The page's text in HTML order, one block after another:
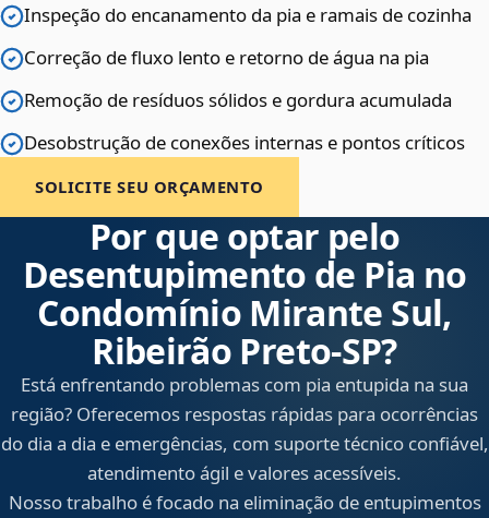
Inspeção do encanamento da pia e ramais de cozinha
Correção de fluxo lento e retorno de água na pia
Remoção de resíduos sólidos e gordura acumulada
Desobstrução de conexões internas e pontos críticos
SOLICITE SEU ORÇAMENTO
Por que optar pelo
Desentupimento de Pia no
Condomínio Mirante Sul,
Ribeirão Preto‑SP?
Está enfrentando problemas com pia entupida na sua
região? Oferecemos respostas rápidas para ocorrências
do dia a dia e emergências, com suporte técnico confiável,
atendimento ágil e valores acessíveis.
Nosso trabalho é focado na eliminação de entupimentos